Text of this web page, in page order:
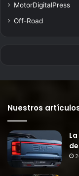
MotorDigitalPress
Off-Road
Nuestros